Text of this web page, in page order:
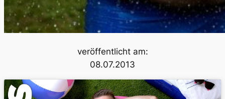
veröffentlicht am:
08.07.2013